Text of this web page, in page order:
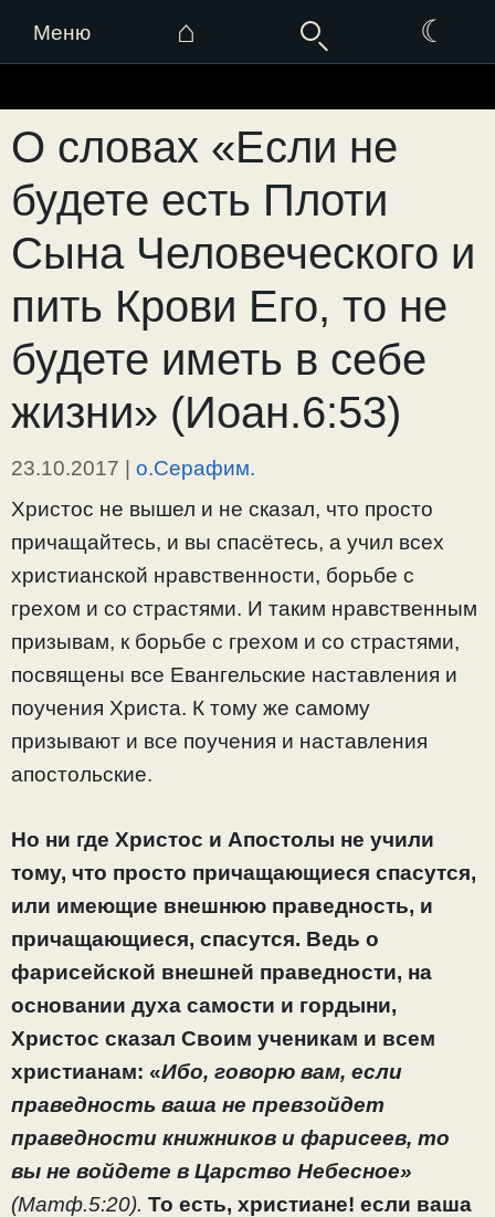
Меню ⌂ ☾
к
содержимому
О словах «Если не
будете есть Плоти
Сына Человеческого и
пить Крови Его, то не
будете иметь в себе
жизни» (Иоан.6:53)
23.10.2017 | о.Серафим.
Христос не вышел и не сказал, что просто
причащайтесь, и вы спасётесь, а учил всех
христианской нравственности, борьбе с
грехом и со страстями. И таким нравственным
призывам, к борьбе с грехом и со страстями,
посвящены все Евангельские наставления и
поучения Христа. К тому же самому
призывают и все поучения и наставления
апостольские.
Но ни где Христос и Апостолы не учили
тому, что просто причащающиеся спасутся,
или имеющие внешнюю праведность, и
причащающиеся, спасутся. Ведь о
фарисейской внешней праведности, на
основании духа самости и гордыни,
Христос сказал Своим ученикам и всем
христианам: «Ибо, говорю вам, если
праведность ваша не превзойдет
праведности книжников и фарисеев, то
вы не войдете в Царство Небесное»
(Матф.5:20). То есть, христиане! если ваша